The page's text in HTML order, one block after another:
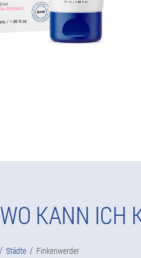
WO KANN ICH
Städte Finkenwerder